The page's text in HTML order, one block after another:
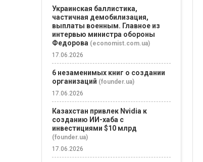
Украинская баллистика,
частичная демобилизация,
выплаты военным. Главное из
интервью министра обороны
Федорова (economist.com.ua)
17.06.2026
6 незаменимых книг о создании
организаций (founder.ua)
17.06.2026
Казахстан привлек Nvidia к
созданию ИИ-хаба с
инвестициями $10 млрд
(founder.ua)
17.06.2026